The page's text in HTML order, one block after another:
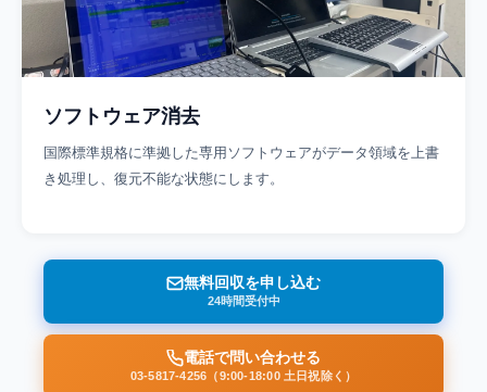
ソフトウェア消去
国際標準規格に準拠した専用ソフトウェアがデータ領域を上書
き処理し、復元不能な状態にします。
無料回収を申し込む
24時間受付中
電話で問い合わせる
03-5817-4256（9:00-18:00 土日祝除く）